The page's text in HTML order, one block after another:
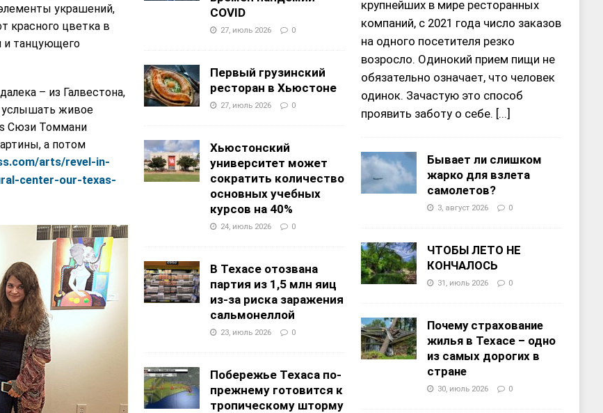
украшений,
красного цветка в
и танцующего
– из Галвестона,
услышать живое
Сюзи Томмани
а потом
arts/revel-in-
center-our-texas-
COVID
27, июль 2026 0
Первый грузинский
ресторан в Хьюстоне
27, июль 2026 0
Хьюстонский
университет может
сократить количество
основных учебных
курсов на 40%
24, июль 2026 0
В Техасе отозвана
партия из 1,5 млн яиц
из-за риска заражения
сальмонеллой
23, июль 2026 0
Побережье Техаса по-
прежнему готовится к
тропическому шторму
крупнейших в мире ресторанных
компаний, с 2021 года число заказов
на одного посетителя резко
возросло. Одинокий прием пищи не
обязательно означает, что человек
одинок. Зачастую это способ
проявить заботу о себе. [...]
Бывает ли слишком
жарко для взлета
самолетов?
3, август 2026 0
ЧТОБЫ ЛЕТО НЕ
КОНЧАЛОСЬ
31, июль 2026 0
Почему страхование
жилья в Техасе – одно
из самых дорогих в
стране
30, июль 2026 0